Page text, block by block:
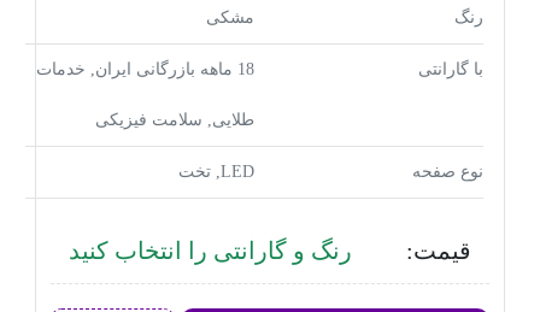
رنگ مشکی
با گارانتی 18 ماهه بازرگانی ایران, خدمات
طلایی, سلامت فیزیکی
نوع صفحه LED, تخت
قیمت: رنگ و گارانتی را انتخاب کنید